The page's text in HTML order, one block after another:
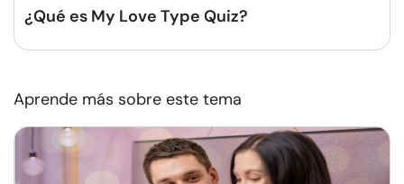
¿Qué es My Love Type Quiz?
Aprende más sobre este tema